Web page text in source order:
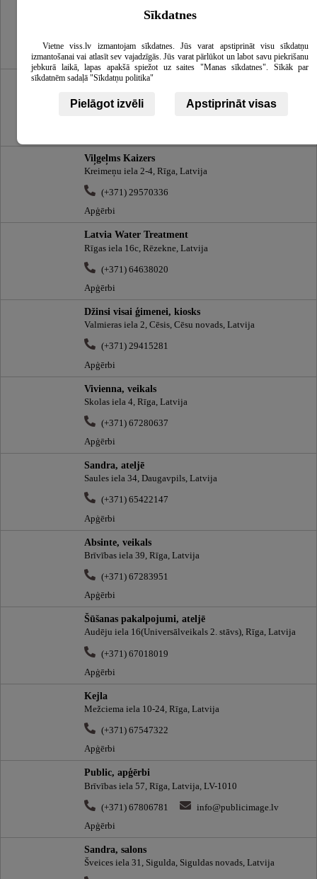
Dienvidu iela 5k.1 33, Salaspils, Salaspils novads, Latvija
Apģērbi
Gamma, veikals
Viļgeļms Kaizers
Kreimeņu iela 2-4, Rīga, Latvija
(+371) 29570336
Apģērbi
Latvia Water Treatment
Rīgas iela 16c, Rēzekne, Latvija
(+371) 64638020
Apģērbi
Džinsi visai ģimenei, kiosks
Valmieras iela 2, Cēsis, Cēsu novads, Latvija
(+371) 29415281
Apģērbi
Vivienna, veikals
Skolas iela 4, Rīga, Latvija
(+371) 67280637
Apģērbi
Sandra, ateljē
Saules iela 34, Daugavpils, Latvija
(+371) 65422147
Apģērbi
Absinte, veikals
Brīvības iela 39, Rīga, Latvija
(+371) 67283951
Apģērbi
Šūšanas pakalpojumi, ateljē
Audēju iela 16(Universālveikals 2. stāvs), Rīga, Latvija
(+371) 67018019
Apģērbi
Kejla
Mežciema iela 10-24, Rīga, Latvija
(+371) 67547322
Apģērbi
Public, apģērbi
Brīvības iela 57, Rīga, Latvija, LV-1010
(+371) 67806781
info@publicimage.lv
Apģērbi
Sandra, salons
Šveices iela 31, Sigulda, Siguldas novads, Latvija
Sīkdatnes
Vietne viss.lv izmantojam sīkdatnes. Jūs varat apstiprināt visu sīkdatņu
izmantošanai vai atlasīt sev vajadzīgās. Jūs varat pārlūkot un labot savu piekrišanu
jebkurā laikā, lapas apakšā spiežot uz saites "Manas sīkdatnes". Sīkāk par
sīkdatnēm sadaļā "Sīkdatņu politika"
Pielāgot izvēli Apstiprināt visas